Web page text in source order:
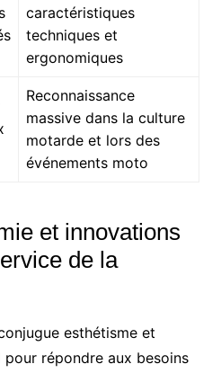
caractéristiques
techniques et
ergonomiques
Reconnaissance
massive dans la culture
motarde et lors des
événements moto
et innovations
de la
esthétisme et
répondre aux besoins